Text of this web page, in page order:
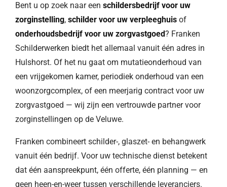
Bent u op zoek naar een schildersbedrijf voor uw
zorginstelling, schilder voor uw verpleeghuis of
onderhoudsbedrijf voor uw zorgvastgoed? Franken
Schilderwerken biedt het allemaal vanuit één adres in
Hulshorst. Of het nu gaat om mutatieonderhoud van
een vrijgekomen kamer, periodiek onderhoud van een
woonzorgcomplex, of een meerjarig contract voor uw
zorgvastgoed — wij zijn een vertrouwde partner voor
zorginstellingen op de Veluwe.
Franken combineert schilder-, glaszet- en behangwerk
vanuit één bedrijf. Voor uw technische dienst betekent
dat één aanspreekpunt, één offerte, één planning — en
geen heen-en-weer tussen verschillende leveranciers.